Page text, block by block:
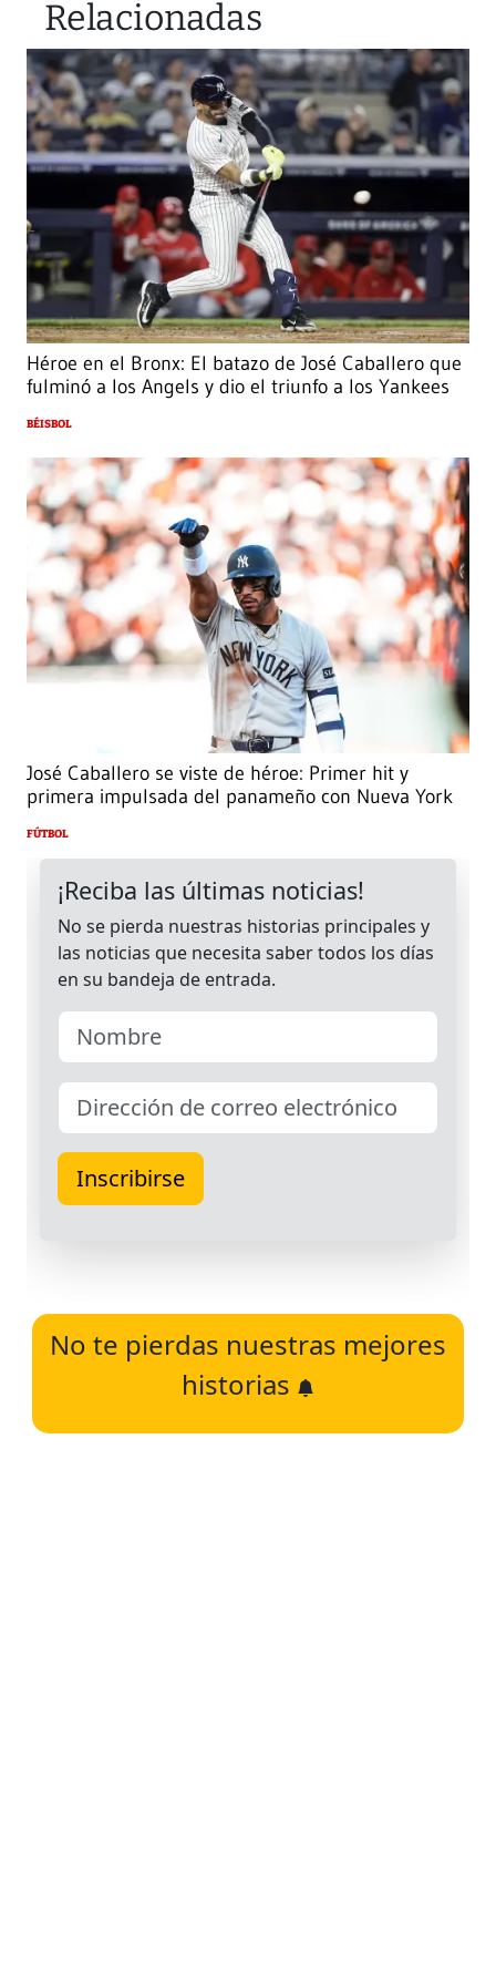
Relacionadas
Héroe en el Bronx: El batazo de José Caballero que
fulminó a los Angels y dio el triunfo a los Yankees
BÉISBOL
José Caballero se viste de héroe: Primer hit y
primera impulsada del panameño con Nueva York
FÚTBOL
No te pierdas nuestras mejores
historias